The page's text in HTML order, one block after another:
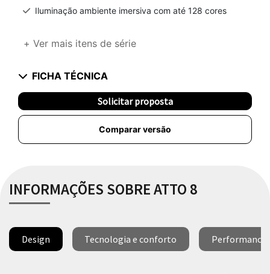
Iluminação ambiente imersiva com até 128 cores
+ Ver mais itens de série
FICHA TÉCNICA
Solicitar proposta
Comparar versão
INFORMAÇÕES SOBRE ATTO 8
Design Tecnologia e conforto Performance